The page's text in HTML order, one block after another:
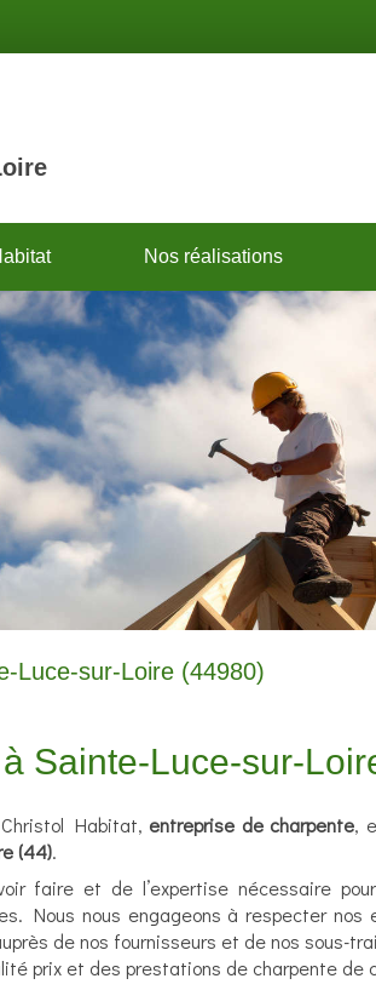
Nos réalisations
Luce-sur-Loire (44980)
Sainte-Luce-sur-
Habitat, entreprise de charpente,
(44).
faire et de l’expertise nécessaire
Nous nous engageons à respecter nos
de nos fournisseurs et de nos sous-
prix et des prestations de charpente de